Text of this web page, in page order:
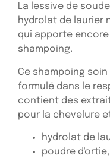
La lessive de
hydrolat de laurier
qui apporte
shampoing.
Ce shampoing
formulé dans le
contient des
pour la chevelure
hydrolat de
poudre d'ortie,